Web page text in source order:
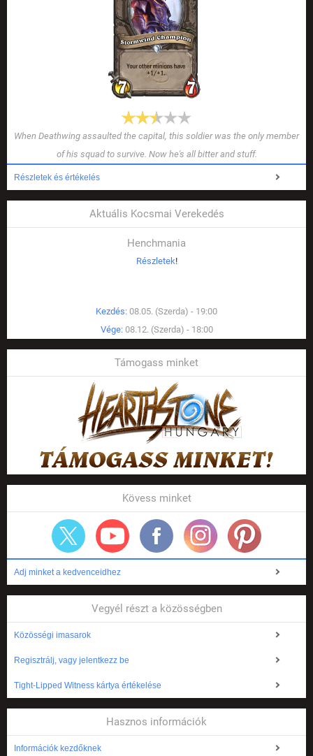
When Deathwing assaulted the capital, this soldier was the only member
of his squad to survive. Now he's all bitter and stuff.
Részletek és értékelés
Aktuális Kocsmai Verekedés
Henchmania
Részletek!
Kezdés: 08.05. (Szerda) - 19:00
Vége: 08.12. (Szerda) - 18:00
Támogass minket
Kövess minket
Adj minket a kedvenceidhez
Vegyél részt a közösségben
Közösségi imasarok
Regisztrálj, vagy jelentkezz be
Tight-Lipped Witness kártya értékelése
Hasznos információk
Információk kezdőknek